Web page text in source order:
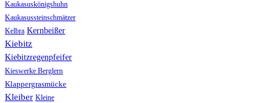
Kaukasuskönigshuhn
Kaukasussteinschmätzer
Kelbra Kernbeißer
Kiebitz
Kiebitzregenpfeifer
Kieswerke Berglern
Klappergrasmücke
Kleiber Kleine